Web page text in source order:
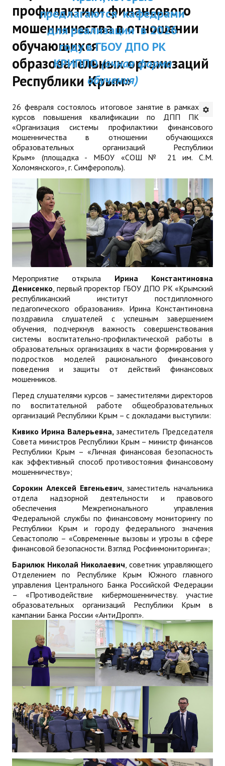
ДПО
Профессиональная переподготовка
Повышение квалификации
КОНТАКТЫ
ДПП ПК:
Актуальное
предлагаются кафедрами
для реализации в 2026
году в ГБОУ ДПО РК
КРИППО(очная форма
обучения)
профилактики финансового
мошенничества в отношении
обучающихся
образовательных организаций
Республики Крым»
26 февраля состоялось итоговое занятие в рамках
курсов повышения квалификации по ДПП ПК
«Организация системы профилактики финансового
мошенничества в отношении обучающихся
образовательных организаций Республики
Крым» (площадка - МБОУ «СОШ № 21 им. С.М.
Холомянского», г. Симферополь).
Мероприятие открыла Ирина Константиновна
Денисенко, первый проректор ГБОУ ДПО РК «Крымский
республиканский институт постдипломного
педагогического образования». Ирина Константиновна
поздравила слушателей с успешным завершением
обучения, подчеркнув важность совершенствования
системы воспитательно-профилактической работы в
образовательных организациях в части формирования у
подростков моделей рационального финансового
поведения и защиты от действий финансовых
мошенников.
Перед слушателями курсов – заместителями директоров
по воспитательной работе общеобразовательных
организаций Республики Крым – с докладами выступили:
Кивико Ирина Валерьевна,заместитель Председателя
Совета министров Республики Крым – министр финансов
Республики Крым – «Личная финансовая безопасность
как эффективный способ противостояния финансовому
мошенничеству»;
Сорокин Алексей Евгеньевич, заместитель начальника
отдела надзорной деятельности и правового
обеспечения Межрегионального управления
Федеральной службы по финансовому мониторингу по
Республики Крым и городу федерального значения
Севастополю – «Современные вызовы и угрозы в сфере
финансовой безопасности. Взгляд Росфинмониторинга»;
Барилюк Николай Николаевич, советник управляющего
Отделением по Республике Крым Южного главного
управления Центрального Банка Российской Федерации
– «Противодействие кибермошенничеству. участие
образовательных организаций Республики Крым в
кампании Банка России «АнтиДропп».